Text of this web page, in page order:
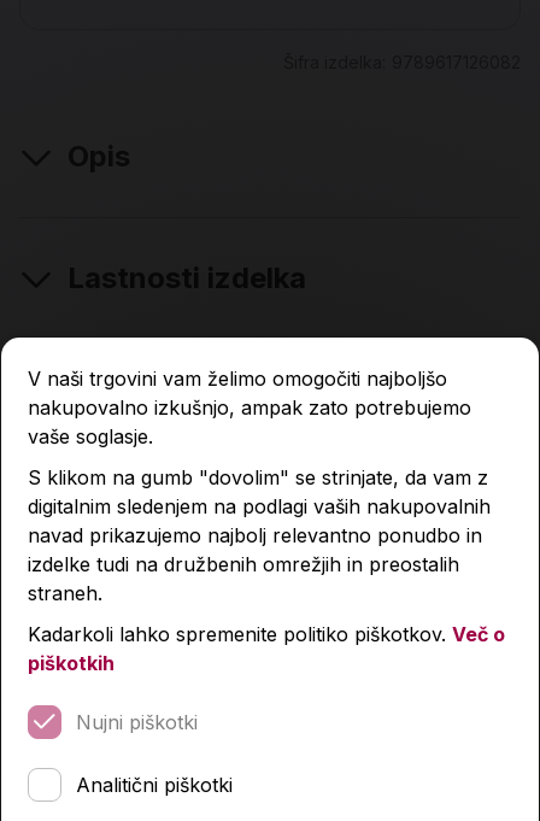
Opis
Lastnosti izdelka
V naši trgovini vam želimo omogočiti najboljšo
nakupovalno izkušnjo, ampak zato potrebujemo
vaše soglasje.
S klikom na gumb "dovolim" se strinjate, da vam z
digitalnim sledenjem na podlagi vaših nakupovalnih
navad prikazujemo najbolj relevantno ponudbo in
izdelke tudi na družbenih omrežjih in preostalih
straneh.
Kadarkoli lahko spremenite politiko piškotkov. Več o
piškotkih
Nujni piškotki
Analitični piškotki